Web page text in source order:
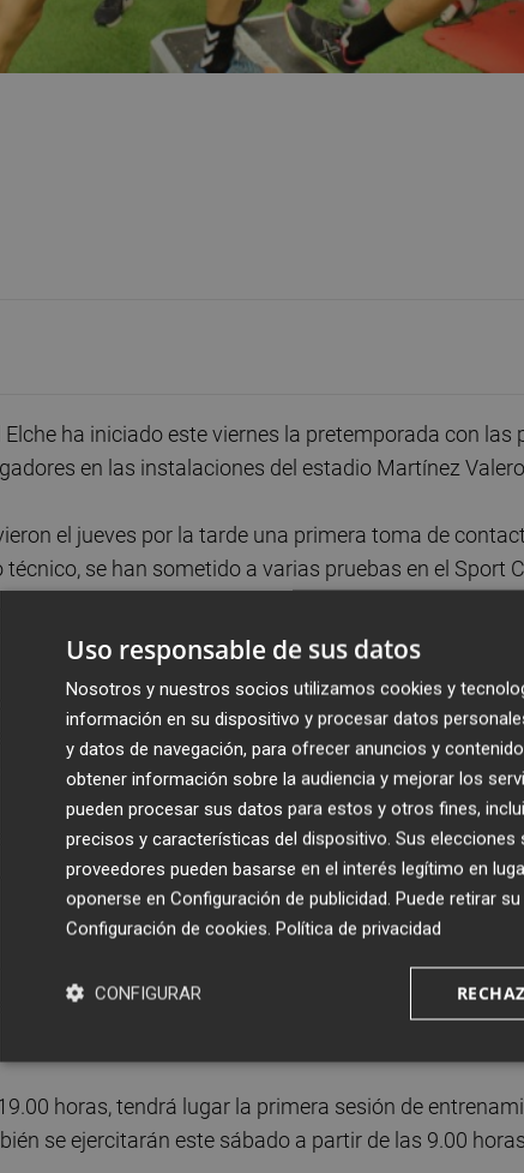
Elche ha iniciado este viernes la pretemporada con
en las instalaciones del estadio Martínez
el jueves por la tarde una primera toma de
técnico, se han sometido a varias pruebas en el Sport
en el gimnasio del estadio, con la colaboración del
los servicios médicos del club.
un reconocimiento médico completo, que incluye un
se les ha practicado pruebas de función
completado con un estudio antropométrico para
de los futbolistas, según ha explicado el club ilicitano.
del primer equipo, entre los que no se
sido sometidos a las pruebas los canteranos César,
Satoca, Jero Rocamora y Óscar Gil, quienes
horas, tendrá lugar la primera sesión de
se ejercitarán este sábado a partir de las 9.00
Uso responsable de sus datos
Nosotros y nuestros socios utilizamos cookies y
información en su dispositivo y procesar datos
y datos de navegación, para ofrecer anuncios y
obtener información sobre la audiencia y mejorar los
pueden procesar sus datos para estos y otros fines,
precisos y características del dispositivo. Sus
proveedores pueden basarse en el interés legítimo en
oponerse en Configuración de publicidad. Puede retirar
Configuración de cookies. Política de privacidad
CONFIGURAR